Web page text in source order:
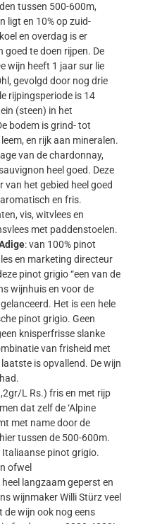
tussen 500-600m,
ligt en 10% op zuid-
en overdag is er
goed te doen rijpen. De
wijn heeft 1 jaar sur lie
gevolgd door nog drie
rijpingsperiode is 14
(steen) in het
bodem is grind- tot
en rijk aan mineralen.
van de chardonnay,
heel goed. Deze
het gebied heel goed
en fris.
vis, witvlees en
met paddenstoelen.
: van 100% pinot
en marketing directeur
pinot grigio “een van de
wijnhuis en voor de
Het is een hele
pinot grigio. Geen
knisperfrisse slanke
van frisheid met
is opvallend. De wijn
L Rs.) fris en met rijp
dat zelf de ‘Alpine
met name door de
tussen de 500-600m.
Italiaanse pinot grigio.
ofwel
langzaam geperst en
wijnmaker Willi Stürz veel
de wijn ook nog eens